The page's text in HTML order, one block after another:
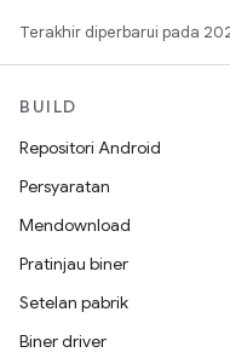
Terakhir diperbarui pada
BUILD
Repositori Android
Persyaratan
Mendownload
Pratinjau biner
Setelan pabrik
Biner driver